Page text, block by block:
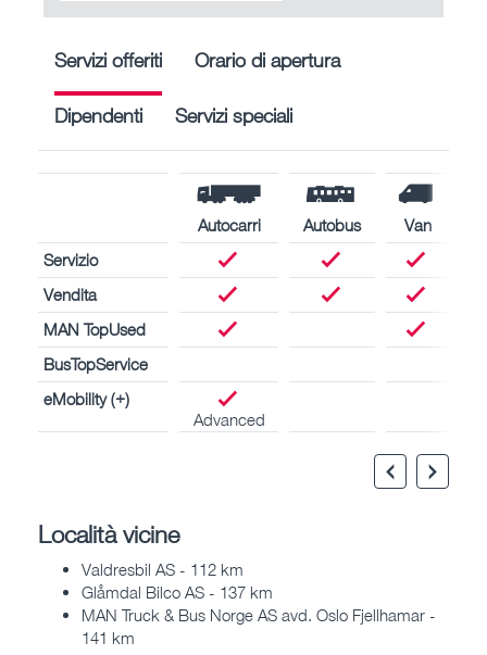
Servizi offeriti Orario di apertura
Dipendenti Servizi speciali
Autocarri Autobus
Van
Servizio
Vendita
MAN TopUsed
BusTopService
eMobility (+)
Advanced
Località vicine
Valdresbil AS - 112 km
Glåmdal Bilco AS - 137 km
MAN Truck & Bus Norge AS avd. Oslo Fjellhamar -
141 km